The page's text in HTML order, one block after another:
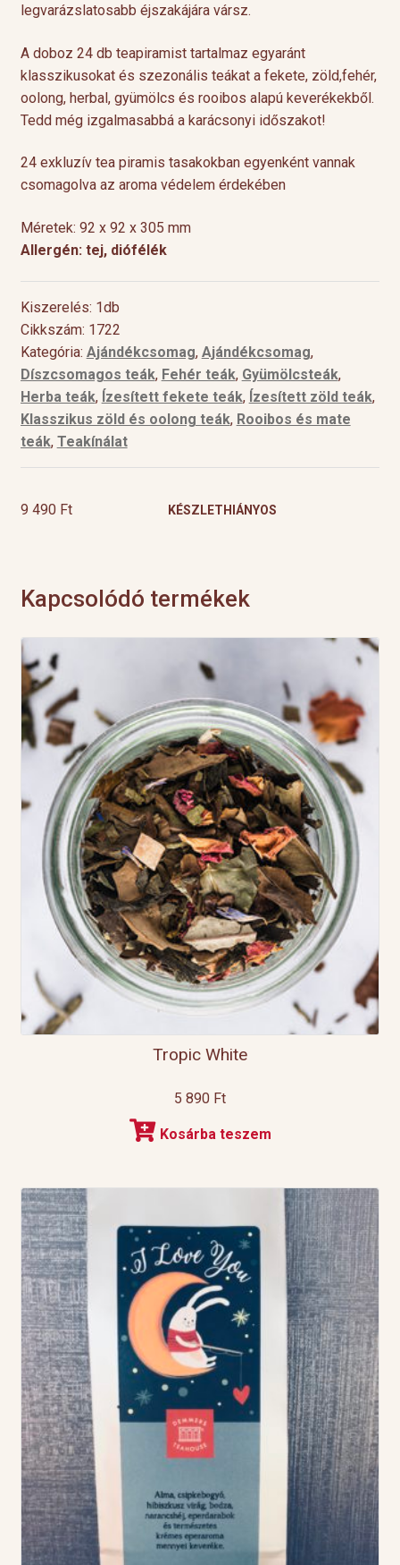
legvarázslatosabb éjszakájára vársz.
A doboz 24 db teapiramist tartalmaz egyaránt
klasszikusokat és szezonális teákat a fekete, zöld,fehér,
oolong, herbal, gyümölcs és rooibos alapú keverékekből.
Tedd még izgalmasabbá a karácsonyi időszakot!
24 exkluzív tea piramis tasakokban egyenként vannak
csomagolva az aroma védelem érdekében
Méretek: 92 x 92 x 305 mm
Allergén: tej, diófélék
Kiszerelés: 1db
Cikkszám: 1722
Kategória: Ajándékcsomag, Ajándékcsomag,
Díszcsomagos teák, Fehér teák, Gyümölcsteák,
Herba teák, Ízesített fekete teák, Ízesített zöld teák,
Klasszikus zöld és oolong teák, Rooibos és mate
teák, Teakínálat
9 490 Ft KÉSZLETHIÁNYOS
Kapcsolódó termékek
Tropic White
5 890 Ft
Kosárba teszem